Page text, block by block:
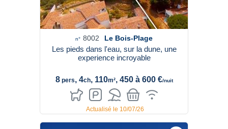
n° 8002 Le Bois-Plage
Les pieds dans l'eau, sur la dune, une
experience incroyable
8pers, 4ch, 110m², 450 à 600 €/nuit
Actualisé le 10/07/26